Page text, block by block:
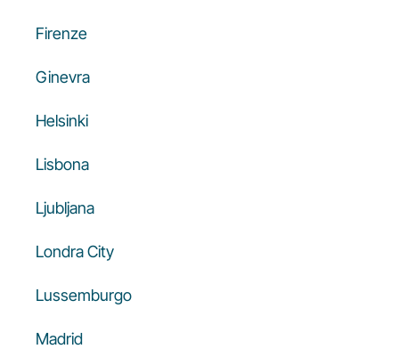
Firenze
Ginevra
Helsinki
Lisbona
Ljubljana
Londra City
Lussemburgo
Madrid